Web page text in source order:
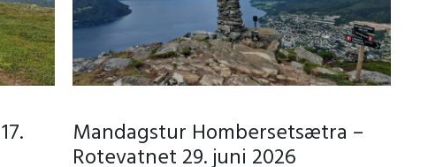
Mandagstur Hombersetsætra –
Rotevatnet 29. juni 2026